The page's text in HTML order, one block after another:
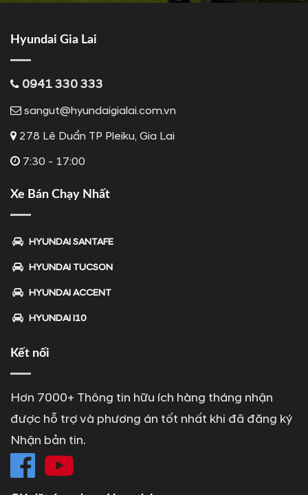
Hyundai Gia Lai
0941 330 333
sangut@hyundaigialai.com.vn
278 Lê Duẩn TP Pleiku, Gia Lai
7:30 - 17:00
Xe Bán Chạy Nhất
HYUNDAI SANTAFE
HYUNDAI TUCSON
HYUNDAI ACCENT
HYUNDAI I10
Kết nối
Hơn 7000+ Thông tin hữu ích hàng tháng nhận
được hỗ trợ và phương án tốt nhất khi đã đăng ký
Nhận bản tin.